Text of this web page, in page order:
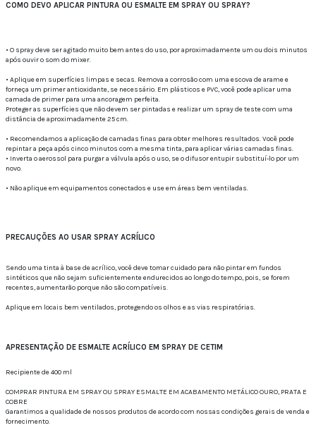
COMO DEVO APLICAR PINTURA OU ESMALTE EM SPRAY OU SPRAY?
• O spray deve ser agitado muito bem antes do uso, por aproximadamente um ou dois minutos
após ouvir o som do mixer.
• Aplique em superfícies limpas e secas. Remova a corrosão com uma escova de arame e
forneça um primer antioxidante, se necessário. Em plásticos e PVC, você pode aplicar uma
camada de primer para uma ancoragem perfeita.
Proteger as superfícies que não devem ser pintadas e realizar um spray de teste com uma
distância de aproximadamente 25 cm.
• Recomendamos a aplicação de camadas finas para obter melhores resultados. Você pode
repintar a peça após cinco minutos com a mesma tinta, para aplicar várias camadas finas.
• Inverta o aerossol para purgar a válvula após o uso, se o difusor entupir substituí-lo por um
novo.
• Não aplique em equipamentos conectados e use em áreas bem ventiladas.
PRECAUÇÕES AO USAR SPRAY ACRÍLICO
Sendo uma tinta à base de acrílico, você deve tomar cuidado para não pintar em fundos
sintéticos que não sejam suficientemente endurecidos ao longo do tempo, pois, se forem
recentes, aumentarão porque não são compatíveis.
Aplique em locais bem ventilados, protegendo os olhos e as vias respiratórias.
APRESENTAÇÃO DE ESMALTE ACRÍLICO EM SPRAY DE CETIM
Recipiente de 400 ml
COMPRAR PINTURA EM SPRAY OU SPRAY ESMALTE EM ACABAMENTO METÁLICO OURO, PRATA E
COBRE
Garantimos a qualidade de nossos produtos de acordo com nossas condições gerais de venda e
fornecimento.